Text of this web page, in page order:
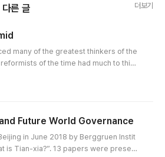
다른 글 더보기
many of the greatest thinkers of the
of the time had much to think
were masters of tricks and plots. Poli
Future World Governance
in June 2018 by Berggruen Instit
is Tian-xia?”. 13 papers were present